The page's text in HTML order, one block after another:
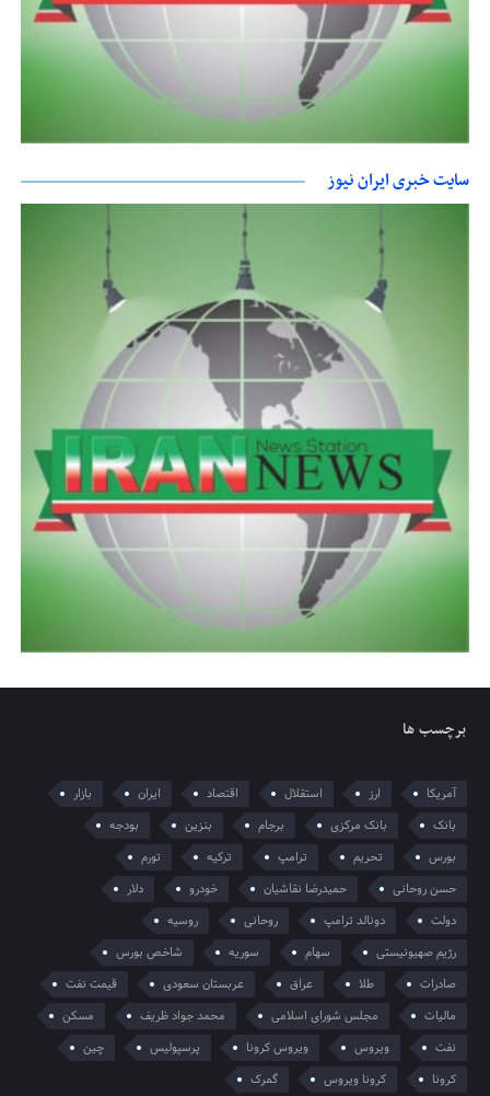
سایت خبری ایران نیوز
برچسب ها
آمریکا ارز استقلال اقتصاد ایران
بازار
بانک
بانک مرکزی برجام بنزین
بودجه
بورس
تحریم ترامپ ترکیه
تورم
حسن روحانی
حمیدرضا نقاشیان خودرو
دلار
دولت
دونالد ترامپ روحانی
روسیه
رژیم صهیونیستی
سهام سوریه
شاخص بورس
صادرات
طلا عراق عربستان سعودی
قیمت نفت
مالیات
مجلس شورای اسلامی محمد جواد ظریف
مسکن
نفت
ویروس ویروس کرونا پرسپولیس
چین
کرونا
کرونا ویروس گمرک